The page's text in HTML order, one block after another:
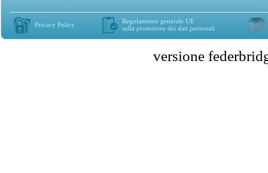
Privacy Policy
Regolamento generale UE
sulla protezione dei dati personali
versione